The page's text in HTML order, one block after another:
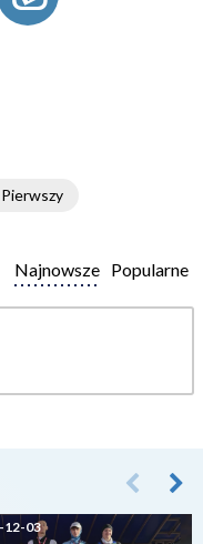
Popularne
Najnowsze
12-03